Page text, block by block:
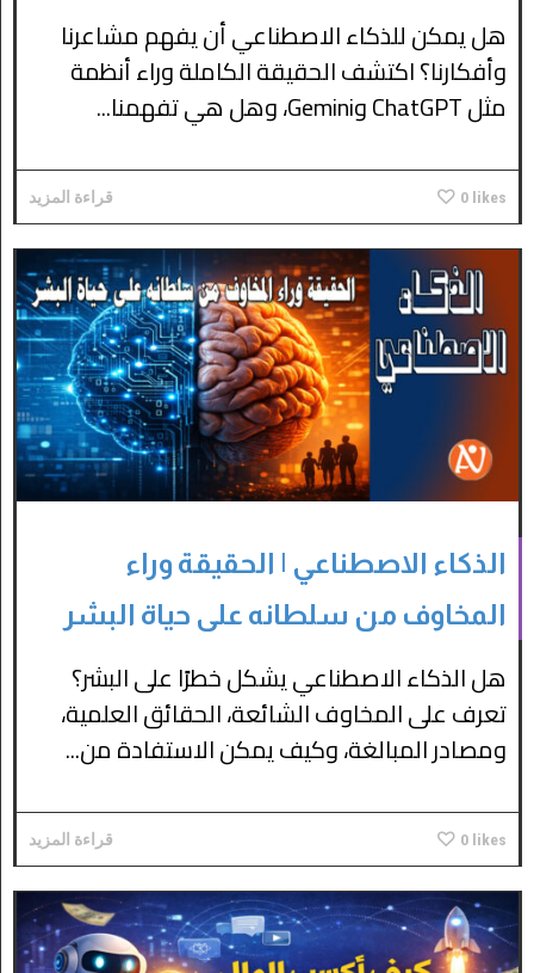
هل يمكن للذكاء الاصطناعي أن يفهم مشاعرنا
وأفكارنا؟ اكتشف الحقيقة الكاملة وراء أنظمة
مثل ChatGPT وGemini، وهل هي تفهمنا...
0 likes قراءة المزيد
الذكاء الاصطناعي | الحقيقة وراء
المخاوف من سلطانه على حياة البشر
هل الذكاء الاصطناعي يشكل خطرًا على البشر؟
تعرف على المخاوف الشائعة، الحقائق العلمية،
ومصادر المبالغة، وكيف يمكن الاستفادة من...
0 likes قراءة المزيد